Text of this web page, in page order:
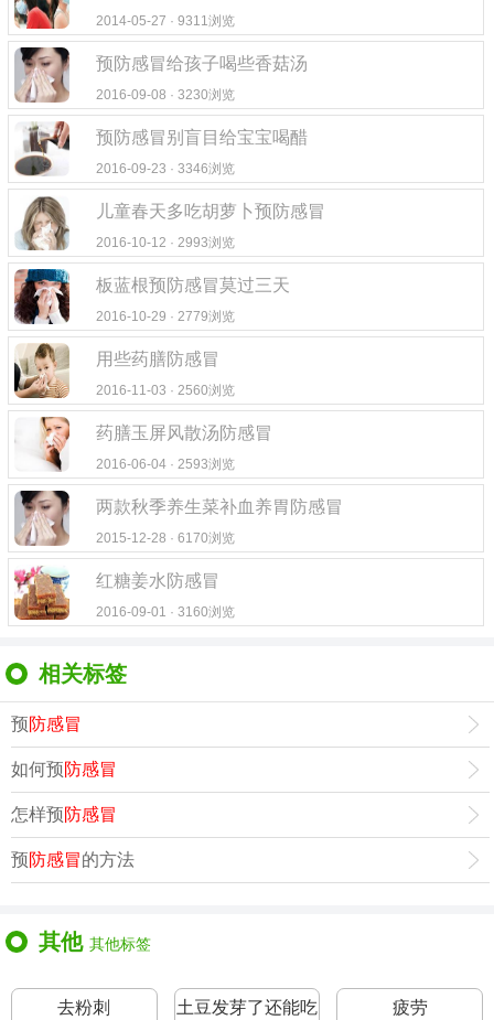
2014-05-27 · 9311浏览
预防感冒给孩子喝些香菇汤
2016-09-08 · 3230浏览
预防感冒别盲目给宝宝喝醋
2016-09-23 · 3346浏览
儿童春天多吃胡萝卜预防感冒
2016-10-12 · 2993浏览
板蓝根预防感冒莫过三天
2016-10-29 · 2779浏览
用些药膳防感冒
2016-11-03 · 2560浏览
药膳玉屏风散汤防感冒
2016-06-04 · 2593浏览
两款秋季养生菜补血养胃防感冒
2015-12-28 · 6170浏览
红糖姜水防感冒
2016-09-01 · 3160浏览
相关标签
预防感冒
如何预防感冒
怎样预防感冒
预防感冒的方法
其他 其他标签
去粉刺 土豆发芽了还能吃 疲劳